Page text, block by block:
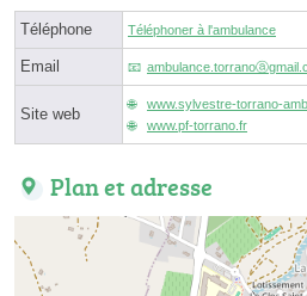
Téléphone Téléphoner à l'ambulance
Email
Site web
www.sylvestre-torrano-
www.pf-torrano.fr
Plan et adresse